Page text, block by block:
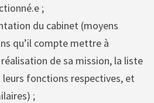
;
du cabinet (moyens
qu’il compte mettre à
de sa mission, la liste
leurs fonctions respectives, et
;